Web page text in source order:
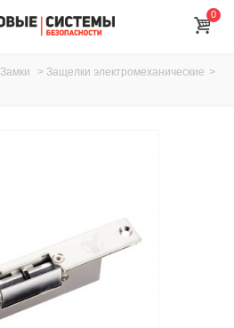
0
Замки > Защелки электромеханические >